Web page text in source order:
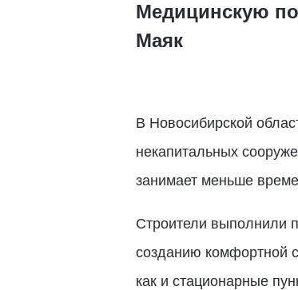
Медицинскую
Маяк
В Новосибирской
некапитальных
занимает меньше
Строители выполнили
созданию комфортной
как и стационарные